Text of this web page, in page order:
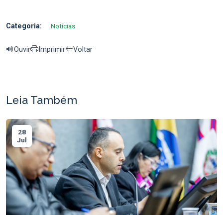
Categoria: Notícias
Ouvir Imprimir Voltar
Leia Também
28
Jul